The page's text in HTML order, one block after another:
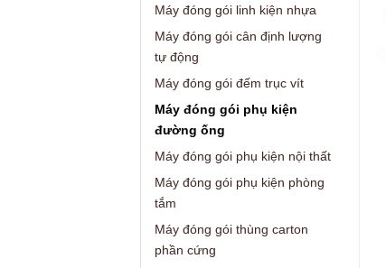
Máy đóng gói linh kiện nhựa
Máy đóng gói cân định lượng
tự động
Máy đóng gói đếm trục vít
Máy đóng gói phụ kiện
đường ống
Máy đóng gói phụ kiện nội thất
Máy đóng gói phụ kiện phòng
tắm
Máy đóng gói thùng carton
phần cứng